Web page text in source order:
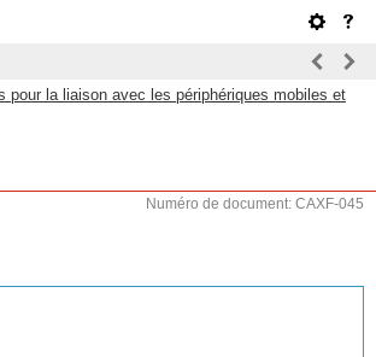
pour la liaison avec les périphériques mobiles et
Numéro de document: CAXF-045